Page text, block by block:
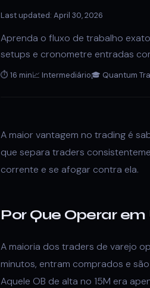
Last updated: April 30, 2026
Aprenda o fluxo de trabalho
setups e cronometre entradas
⏱ 16 min📈 Intermediário🎓 Quantum
A maior vantagem no trading é
que separa traders
corrente e se afogar contra ela.
Por Que Operar
A maioria dos traders de varejo
minutos, entram comprados e
Aquele OB de alta no 15M era